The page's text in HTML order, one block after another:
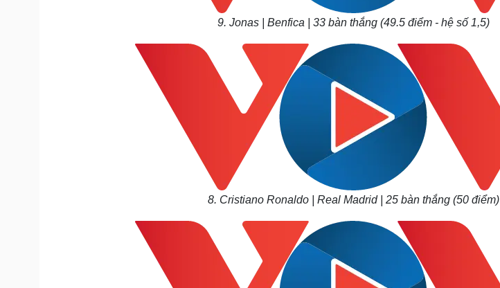
9. Jonas | Benfica | 33 bàn thắng (49.5 điểm - hệ số 1,5)
8. Cristiano Ronaldo | Real Madrid | 25 bàn thắng (50 điểm)